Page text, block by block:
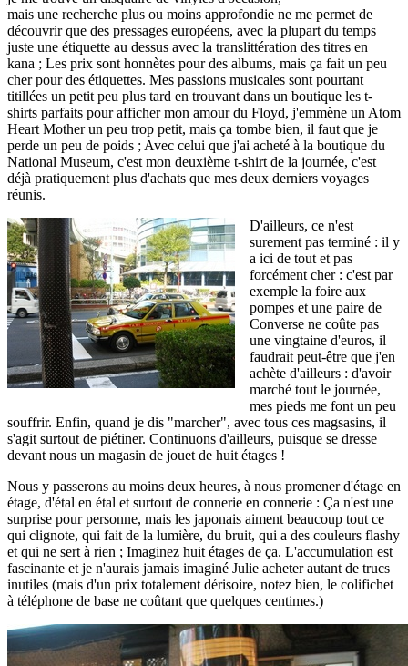
mais une recherche plus ou moins approfondie ne me permet de
découvrir que des pressages européens, avec la plupart du temps
juste une étiquette au dessus avec la translittération des titres en
kana ; Les prix sont honnètes pour des albums, mais ça fait un peu
cher pour des étiquettes. Mes passions musicales sont pourtant
titillées un petit peu plus tard en trouvant dans un boutique les t-
shirts parfaits pour afficher mon amour du Floyd, j'emmène un Atom
Heart Mother un peu trop petit, mais ça tombe bien, il faut que je
perde un peu de poids ; Avec celui que j'ai acheté à la boutique du
National Museum, c'est mon deuxième t-shirt de la journée, c'est
déjà pratiquement plus d'achats que mes deux derniers voyages
réunis.
D'ailleurs, ce n'est
surement pas terminé : il y
a ici de tout et pas
forcément cher : c'est par
exemple la foire aux
pompes et une paire de
Converse ne coûte pas
une vingtaine d'euros, il
faudrait peut-être que j'en
achète d'ailleurs : d'avoir
marché tout le journée,
mes pieds me font un peu
souffrir. Enfin, quand je dis "marcher", avec tous ces magsasins, il
s'agit surtout de piétiner. Continuons d'ailleurs, puisque se dresse
devant nous un magasin de jouet de huit étages !
Nous y passerons au moins deux heures, à nous promener d'étage en
étage, d'étal en étal et surtout de connerie en connerie : Ça n'est une
surprise pour personne, mais les japonais aiment beaucoup tout ce
qui clignote, qui fait de la lumière, du bruit, qui a des couleurs flashy
et qui ne sert à rien ; Imaginez huit étages de ça. L'accumulation est
fascinante et je n'aurais jamais imaginé Julie acheter autant de trucs
inutiles (mais d'un prix totalement dérisoire, notez bien, le colifichet
à téléphone de base ne coûtant que quelques centimes.)